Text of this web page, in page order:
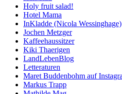
Holy fruit salad!
Hotel Mama
InKladde (Nicola Wessinghage)
Jochen Metzger
Kaffeehaussitzer
Kiki Thaerigen
LandLebenBlog
Letteraturen
Maret Buddenbohm auf
Markus Trapp